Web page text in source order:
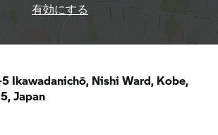
有効にする
Ikawadanichō, Nishi Ward, Kobe,
Japan